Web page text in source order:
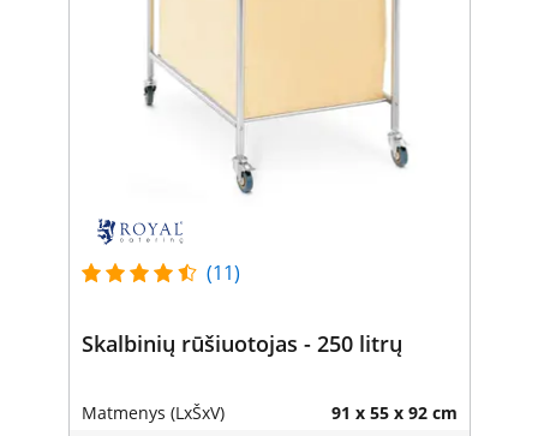
(11)
Skalbinių rūšiuotojas - 250 litrų
Matmenys (LxŠxV) 91 x 55 x 92 cm